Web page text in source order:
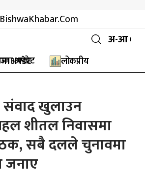
अ-आ
अपडेट लोकप्रीय
खुलाउन
पहल शीतल निवासमा
सबै दलले चुनावमा
जनाए